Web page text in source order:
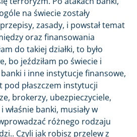
na świecie zostały
zasady, i powstał temat
oraz finansowania
do takiej działki, to było
bo jeździłam po świecie i
i inne instytucje finansowe,
pod płaszczem instytucji
brokerzy, ubezpieczyciele,
banki, musiały w
różnego rodzaju
Czyli jak robisz przelew z